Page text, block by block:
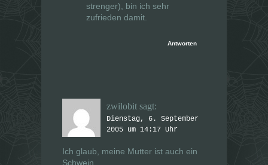
strenger), bin ich sehr
zufrieden damit.
Antworten
zwilobit sagt:
Dienstag, 6. September
2005 um 14:17 Uhr
Ich glaub, meine Mutter ist auch ein
Schwein.